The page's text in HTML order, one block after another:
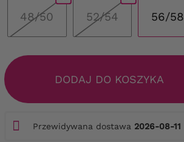
48/50 52/54 56/58
DODAJ DO KOSZYKA
Przewidywana dostawa 2026-08-11